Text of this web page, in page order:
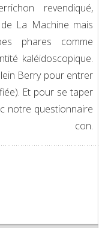
revendiqué,
La Machine mais
phares comme
kaléidoscopique.
Berry pour entrer
Et pour se taper
notre questionnaire